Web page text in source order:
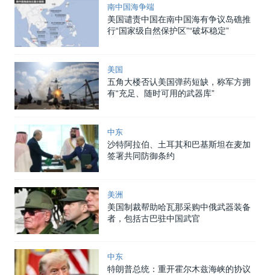
南中国海争端
美国谴责中国在南中国海有争议岛礁推
行“国家级自然保护区”“破坏稳定”
美国
五角大楼否认美国弹药短缺，称军方拥
有“充足、随时可用的武器库”
中东
沙特阿拉伯、土耳其和巴基斯坦在麦加
签署共同防御条约
美洲
美国制裁帮助哈瓦那采购中俄武器装备
者，包括古巴驻中国武官
中东
特朗普总统：重开霍尔木兹海峡的协议